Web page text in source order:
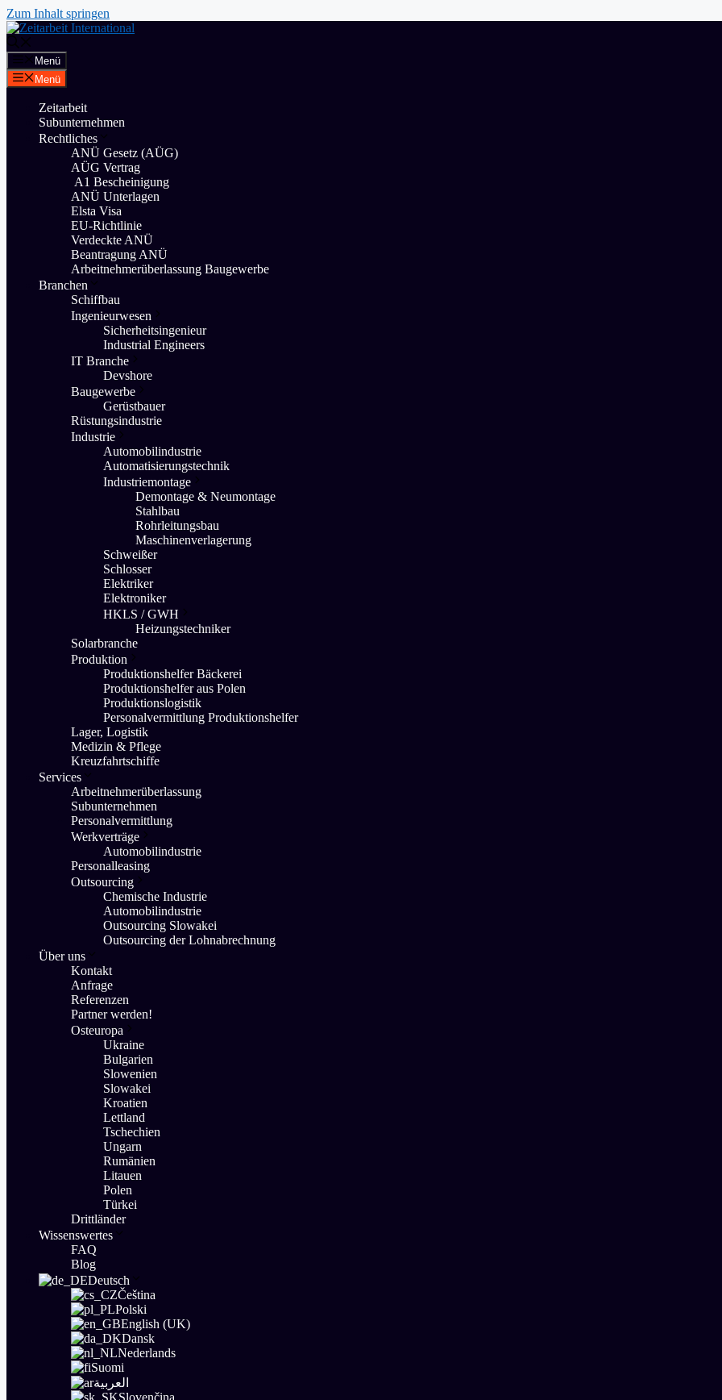
Zum Inhalt springen
Menü
Menü
Zeitarbeit
Subunternehmen
Rechtliches
ANÜ Gesetz (AÜG)
AÜG Vertrag
A1 Bescheinigung
ANÜ Unterlagen
Elsta Visa
EU-Richtlinie
Verdeckte ANÜ
Beantragung ANÜ
Arbeitnehmerüberlassung Baugewerbe
Branchen
Schiffbau
Ingenieurwesen
Sicherheitsingenieur
Industrial Engineers
IT Branche
Devshore
Baugewerbe
Gerüstbauer
Rüstungsindustrie
Industrie
Automobilindustrie
Automatisierungstechnik
Industriemontage
Demontage & Neumontage
Stahlbau
Rohrleitungsbau
Maschinenverlagerung
Schweißer
Schlosser
Elektriker
Elektroniker
HKLS / GWH
Heizungstechniker
Solarbranche
Produktion
Produktionshelfer Bäckerei
Produktionshelfer aus Polen
Produktionslogistik
Personalvermittlung Produktionshelfer
Lager, Logistik
Medizin & Pflege
Kreuzfahrtschiffe
Services
Arbeitnehmerüberlassung
Subunternehmen
Personalvermittlung
Werkverträge
Automobilindustrie
Personalleasing
Outsourcing
Chemische Industrie
Automobilindustrie
Outsourcing Slowakei
Outsourcing der Lohnabrechnung
Über uns
Kontakt
Anfrage
Referenzen
Partner werden!
Osteuropa
Ukraine
Bulgarien
Slowenien
Slowakei
Kroatien
Lettland
Tschechien
Ungarn
Rumänien
Litauen
Polen
Türkei
Drittländer
Wissenswertes
FAQ
Blog
Deutsch
Čeština
Polski
English (UK)
Dansk
Nederlands
Suomi
العربية
Slovenčina